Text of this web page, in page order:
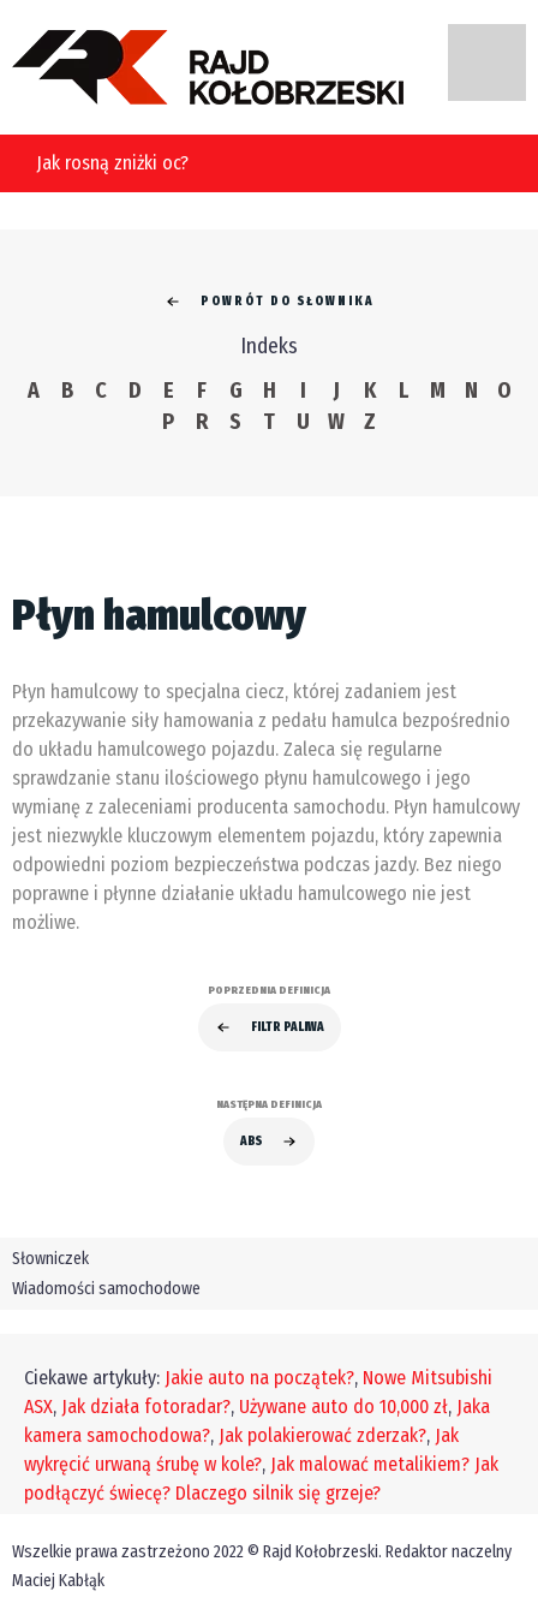
Jak rosną zniżki oc?
POWRÓT DO SŁOWNIKA
Indeks
A
B C D E F G H I J K L M N
O
P
R S T U W Z
Płyn hamulcowy
Płyn hamulcowy to specjalna ciecz, której zadaniem jest
przekazywanie siły hamowania z pedału hamulca bezpośrednio
do układu hamulcowego pojazdu. Zaleca się regularne
sprawdzanie stanu ilościowego płynu hamulcowego i jego
wymianę z zaleceniami producenta samochodu. Płyn hamulcowy
jest niezwykle kluczowym elementem pojazdu, który zapewnia
odpowiedni poziom bezpieczeństwa podczas jazdy. Bez niego
poprawne i płynne działanie układu hamulcowego nie jest
możliwe.
POPRZEDNIA DEFINICJA
FILTR PALIWA
NASTĘPNA DEFINICJA
ABS
Słowniczek
Wiadomości samochodowe
Ciekawe artykuły: Jakie auto na początek?, Nowe Mitsubishi
ASX, Jak działa fotoradar?, Używane auto do 10,000 zł, Jaka
kamera samochodowa?, Jak polakierować zderzak?, Jak
wykręcić urwaną śrubę w kole?, Jak malować metalikiem? Jak
podłączyć świecę? Dlaczego silnik się grzeje?
Wszelkie prawa zastrzeżono 2022 © Rajd Kołobrzeski. Redaktor naczelny
Maciej Kabłąk